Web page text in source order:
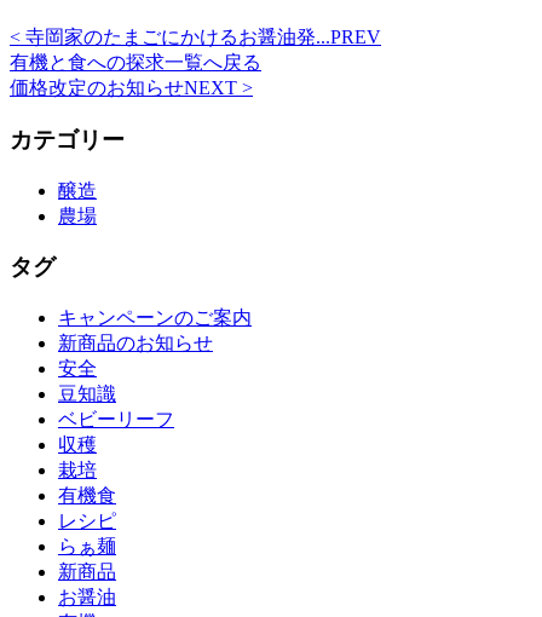
< 寺岡家のたまごにかけるお醤油発...PREV
有機と食への探求一覧へ戻る
価格改定のお知らせNEXT >
カテゴリー
醸造
農場
タグ
キャンペーンのご案内
新商品のお知らせ
安全
豆知識
ベビーリーフ
収穫
栽培
有機食
レシピ
らぁ麺
新商品
お醤油